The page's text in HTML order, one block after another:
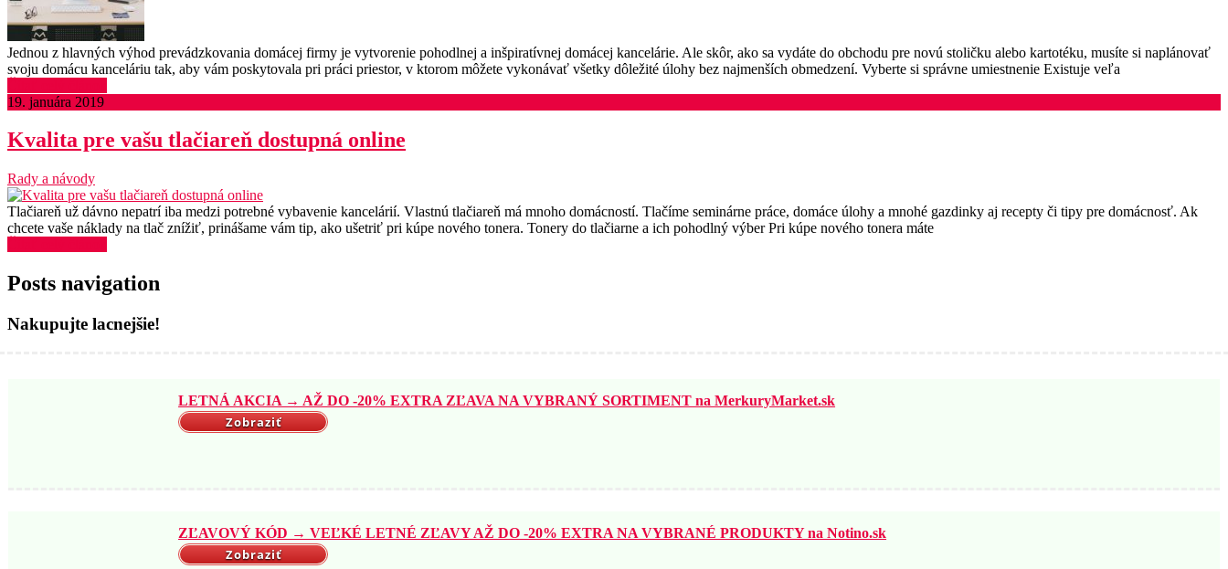
Jednou z hlavných výhod prevádzkovania domácej firmy je vytvorenie pohodlnej a inšpiratívnej domácej kancelárie. Ale skôr, ako sa vydáte do obchodu pre novú stoličku alebo kartotéku, musíte si naplánovať
svoju domácu kanceláriu tak, aby vám poskytovala pri práci priestor, v ktorom môžete vykonávať všetky dôležité úlohy bez najmenších obmedzení. Vyberte si správne umiestnenie Existuje veľa
19. januára 2019
Kvalita pre vašu tlačiareň dostupná online
Rady a návody
Tlačiareň už dávno nepatrí iba medzi potrebné vybavenie kancelárií. Vlastnú tlačiareň má mnoho domácností. Tlačíme seminárne práce, domáce úlohy a mnohé gazdinky aj recepty či tipy pre domácnosť. Ak
chcete vaše náklady na tlač znížiť, prinášame vám tip, ako ušetriť pri kúpe nového tonera. Tonery do tlačiarne a ich pohodlný výber Pri kúpe nového tonera máte
Posts navigation
Nakupujte lacnejšie!
LETNÁ AKCIA → AŽ DO -20% EXTRA ZĽAVA NA VYBRANÝ SORTIMENT na MerkuryMarket.sk
Zobraziť
ZĽAVOVÝ KÓD → VEĽKÉ LETNÉ ZĽAVY AŽ DO -20% EXTRA NA VYBRANÉ PRODUKTY na Notino.sk
Zobraziť